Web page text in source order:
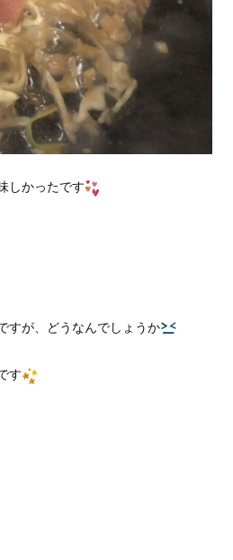
しかったです
すが、どうなんでしょうか
す